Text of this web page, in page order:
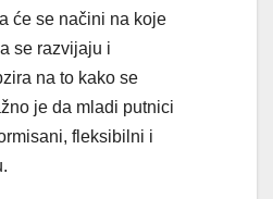
će se načini na koje
se razvijaju i
na to kako se
je da mladi putnici
fleksibilni i